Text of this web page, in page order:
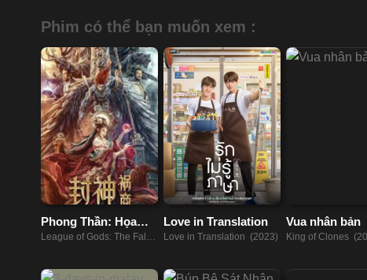
Phim có thể bạn muốn xem :
Phong Thần: Họa
Thương
League of Gods: The Fall
Love in Translation
Love in Translation (2023)
Vua nhân bản
King of Clones